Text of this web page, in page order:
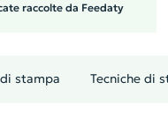
raccolte da Feedaty
stampa Tecniche di